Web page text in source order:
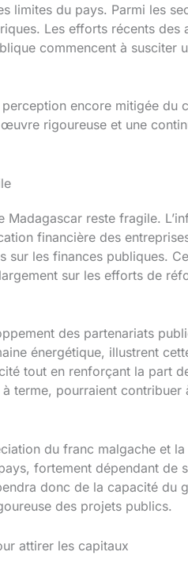
limites du pays. Parmi les
Les efforts récents
commencent à susciter
encore mitigée
œuvre rigoureuse et une
reste fragile.
financière des
sur les finances publiques.
sur les efforts de
des partenariats
énergétique, illustrent
tout en renforçant la part
terme, pourraient
du franc malgache et
fortement dépendant de
donc de la capacité du
des projets publics.
attirer les capitaux